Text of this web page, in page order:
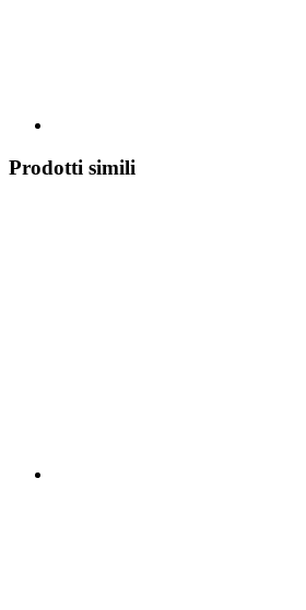
Prodotti simili